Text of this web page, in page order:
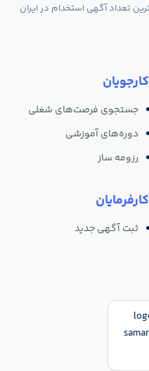
کارجویان
جستجوی فرصت‌های شغلی
دوره‌های آموزشی
رزومه ساز
کارفرمایان
ثبت آگهی جدید